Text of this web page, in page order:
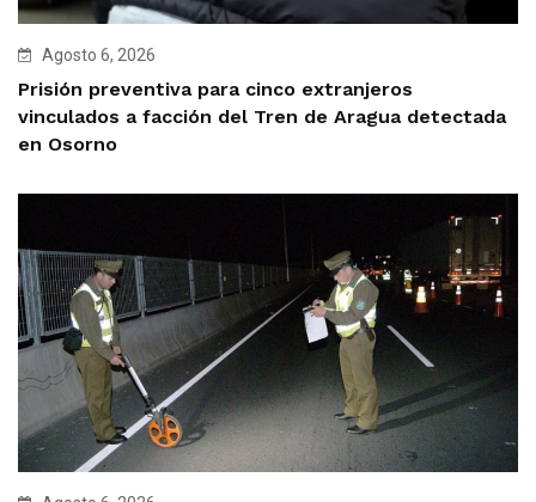
Agosto 6, 2026
Prisión preventiva para cinco extranjeros
vinculados a facción del Tren de Aragua detectada
en Osorno